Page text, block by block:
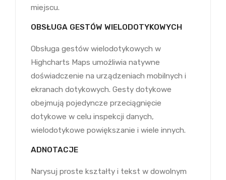
miejscu.
OBSŁUGA GESTÓW WIELODOTYKOWYCH
Obsługa gestów wielodotykowych w
Highcharts Maps umożliwia natywne
doświadczenie na urządzeniach mobilnych i
ekranach dotykowych. Gesty dotykowe
obejmują pojedyncze przeciągnięcie
dotykowe w celu inspekcji danych,
wielodotykowe powiększanie i wiele innych.
ADNOTACJE
Narysuj proste kształty i tekst w dowolnym